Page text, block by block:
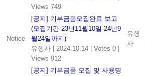
Views 749
Notice
[공지] 기부금품모집완료 보고
(모집기간 23년11월10일-24년9
월24일까지)
유행사
2024.10.14 Votes 0
Views 912
유행
사
[공지] 기부금품 모집 및 사용명